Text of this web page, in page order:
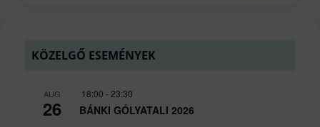
KÖZELGŐ ESEMÉNYEK
AUG
26
18:00 - 23:30
BÁNKI GÓLYATALI 2026